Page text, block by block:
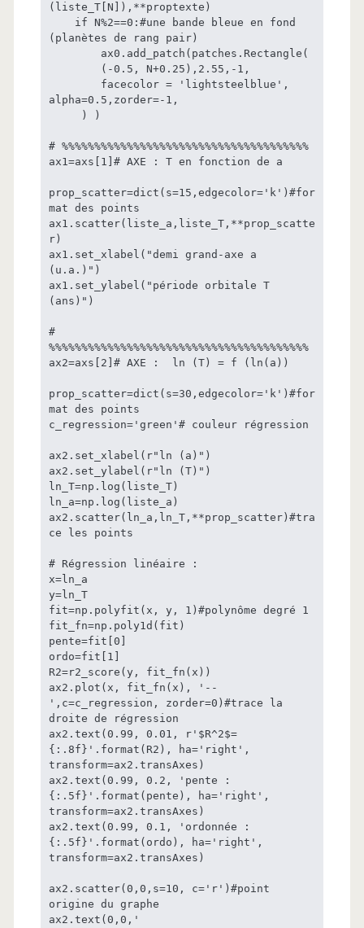
(liste_T[N]),**proptexte)
(planètes de rang pair)
alpha=0.5,zorder=-1,
# %%%%%%%%%%%%%%%%%%%%%%%%%%%%%%%%%%%%%%
ax1=axs[1]# AXE : T en fonction de a
prop_scatter=dict(s=15,edgecolor='k')#for
mat des points
ax1.scatter(liste_a,liste_T,**prop_scatte
r)
ax1.set_xlabel("demi grand-axe a
(u.a.)")
ax1.set_ylabel("période orbitale T
(ans)")
#
%%%%%%%%%%%%%%%%%%%%%%%%%%%%%%%%%%%%%%%%
ax2=axs[2]# AXE :  ln (T) = f (ln(a))
prop_scatter=dict(s=30,edgecolor='k')#for
mat des points
c_regression='green'# couleur régression
ax2.set_xlabel(r"ln (a)")
ax2.set_ylabel(r"ln (T)")
ln_T=np.log(liste_T)
ln_a=np.log(liste_a)
ax2.scatter(ln_a,ln_T,**prop_scatter)#tra
ce les points
# Régression linéaire :
x=ln_a
y=ln_T
fit=np.polyfit(x, y, 1)#polynôme degré 1
fit_fn=np.poly1d(fit)
pente=fit[0]
ordo=fit[1]
R2=r2_score(y, fit_fn(x))
ax2.plot(x, fit_fn(x), '--
',c=c_regression, zorder=0)#trace la
droite de régression
ax2.text(0.99, 0.01, r'$R^2$=
{:.8f}'.format(R2), ha='right',
transform=ax2.transAxes)
ax2.text(0.99, 0.2, 'pente :
{:.5f}'.format(pente), ha='right',
transform=ax2.transAxes)
ax2.text(0.99, 0.1, 'ordonnée :
{:.5f}'.format(ordo), ha='right',
transform=ax2.transAxes)
ax2.scatter(0,0,s=10, c='r')#point
origine du graphe
ax2.text(0,0,'